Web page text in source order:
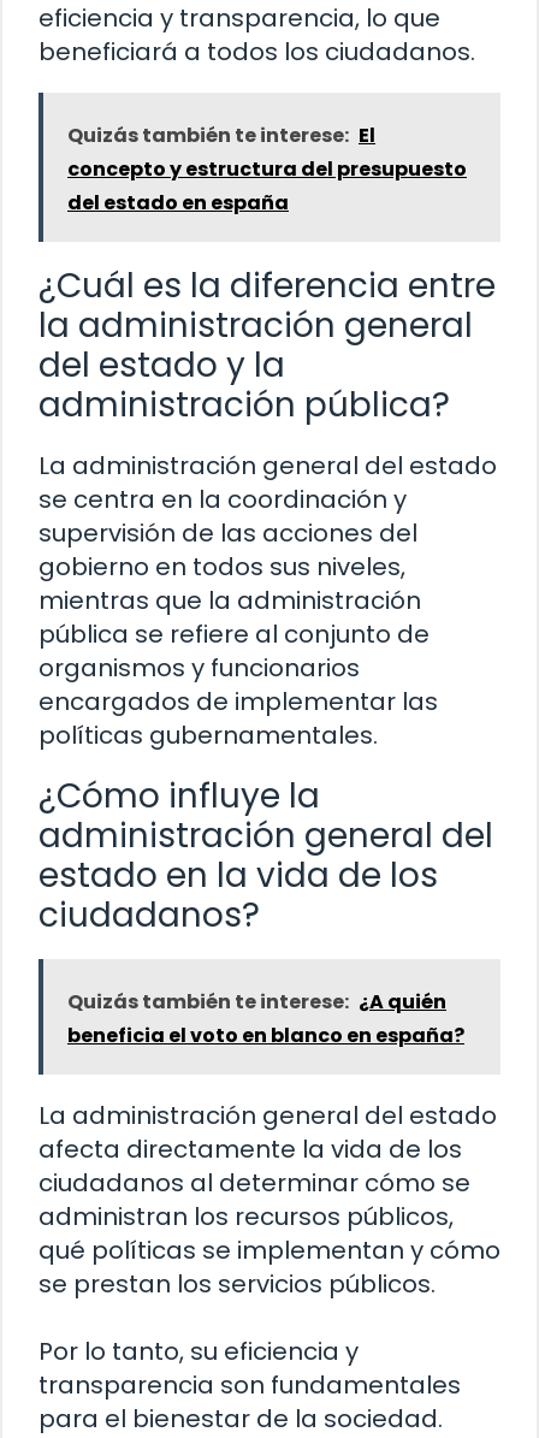
eficiencia y transparencia, lo que
beneficiará a todos los ciudadanos.
Quizás también te interese: El
concepto y estructura del presupuesto
del estado en españa
¿Cuál es la diferencia entre
la administración general
del estado y la
administración pública?
La administración general del estado
se centra en la coordinación y
supervisión de las acciones del
gobierno en todos sus niveles,
mientras que la administración
pública se refiere al conjunto de
organismos y funcionarios
encargados de implementar las
políticas gubernamentales.
¿Cómo influye la
administración general del
estado en la vida de los
ciudadanos?
Quizás también te interese: ¿A quién
beneficia el voto en blanco en españa?
La administración general del estado
afecta directamente la vida de los
ciudadanos al determinar cómo se
administran los recursos públicos,
qué políticas se implementan y cómo
se prestan los servicios públicos.
Por lo tanto, su eficiencia y
transparencia son fundamentales
para el bienestar de la sociedad.